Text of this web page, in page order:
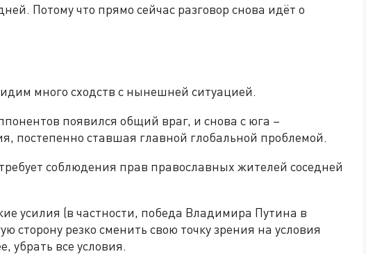
Потому что прямо сейчас разговор снова идёт о
много сходств с нынешней ситуацией.
появился общий враг, и снова с юга –
постепенно ставшая главной глобальной проблемой.
соблюдения прав православных жителей соседней
усилия (в частности, победа Владимира Путина в
сторону резко сменить свою точку зрения на условия
убрать все условия.